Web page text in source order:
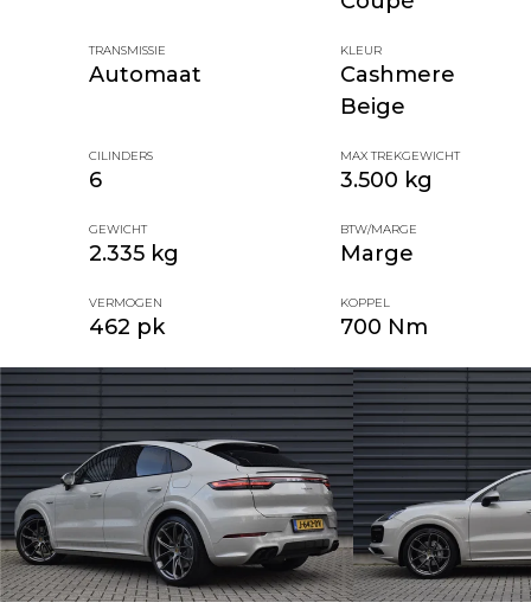
TRANSMISSIE
Automaat
KLEUR
Cashmere
Beige
CILINDERS
6
MAX TREKGEWICHT
3.500 kg
GEWICHT
2.335 kg
BTW/MARGE
Marge
VERMOGEN
462 pk
KOPPEL
700 Nm